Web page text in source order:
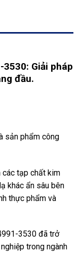
Giải pháp
đầu.
sản phẩm công
tạp chất kim
khác ẩn sâu bên
thực phẩm và
3530 đã trở
trong ngành